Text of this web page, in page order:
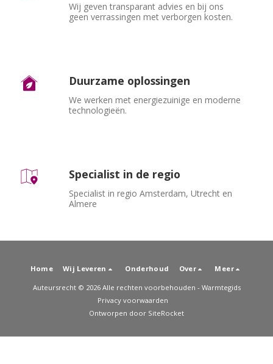
Wij geven transparant advies en bij ons
geen verrassingen met verborgen kosten.
Duurzame oplossingen
We werken met energiezuinige en moderne
technologieën.
Specialist in de regio
Specialist in regio Amsterdam, Utrecht en
Almere
Home Wij Leveren Onderhoud Over Meer
Auteursrecht © 2026 Alle rechten voorbehouden - Warmtegids
Privacy voorwaarden
Ontworpen door SiteRocket